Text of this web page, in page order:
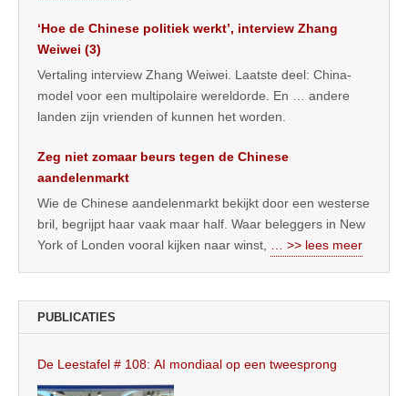
‘Hoe de Chinese politiek werkt’, interview Zhang
Weiwei (3)
Vertaling interview Zhang Weiwei. Laatste deel: China-
model voor een multipolaire wereldorde. En … andere
landen zijn vrienden of kunnen het worden.
Zeg niet zomaar beurs tegen de Chinese
aandelenmarkt
Wie de Chinese aandelenmarkt bekijkt door een westerse
bril, begrijpt haar vaak maar half. Waar beleggers in New
York of Londen vooral kijken naar winst,
… >> lees meer
PUBLICATIES
De Leestafel # 108: AI mondiaal op een tweesprong